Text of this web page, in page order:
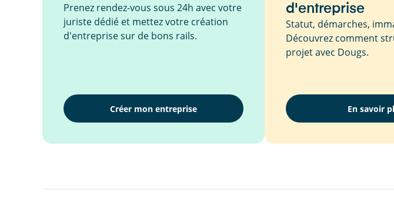
Prenez rendez-vous sous 24h avec votre
juriste dédié et mettez votre création
d'entreprise sur de bons rails.
Créer mon entreprise
d'entreprise
Statut, démarches,
Découvrez comment
projet avec Dougs.
En savoir